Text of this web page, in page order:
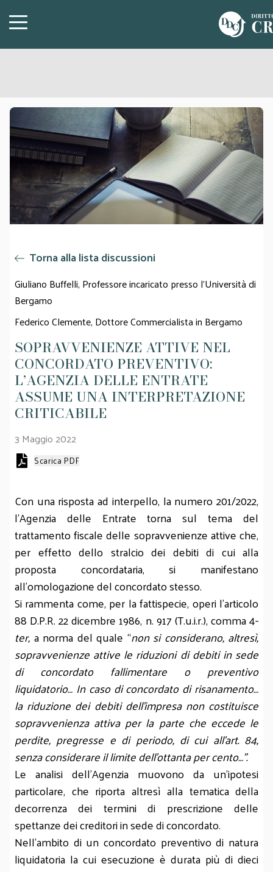
Torna alla lista discussioni
Giuliano Buffelli, Professore incaricato presso l'Università di
Bergamo
Federico Clemente, Dottore Commercialista in Bergamo
SOPRAVVENIENZE ATTIVE NEL
CONCORDATO PREVENTIVO:
L’AGENZIA DELLE ENTRATE
ASSUME UNA INTERPRETAZIONE
CRITICABILE
3 Maggio 2022
Scarica PDF
Con una risposta ad interpello, la numero 201/2022,
l'Agenzia delle Entrate torna sul tema del
trattamento fiscale delle sopravvenienze attive che,
per effetto dello stralcio dei debiti di cui alla
proposta concordataria, si manifestano
all'omologazione del concordato stesso.
Si rammenta come, per la fattispecie, operi l'articolo
88 D.P.R. 22 dicembre 1986, n. 917 (T.u.i.r.), comma 4-
ter, a norma del quale “non si considerano, altresì,
sopravvenienze attive le riduzioni di debiti in sede
di concordato fallimentare o preventivo
liquidatorio… In caso di concordato di risanamento…
la riduzione dei debiti dell’impresa non costituisce
sopravvenienza attiva per la parte che eccede le
perdite, pregresse e di periodo, di cui all’art. 84,
senza considerare il limite dell’ottanta per cento…”.
Le analisi dell'Agenzia muovono da un'ipotesi
particolare, che riporta altresì alla tematica della
decorrenza dei termini di prescrizione delle
spettanze dei creditori in sede di concordato.
Nell'ambito di un concordato preventivo di natura
liquidatoria la cui esecuzione è durata più di dieci